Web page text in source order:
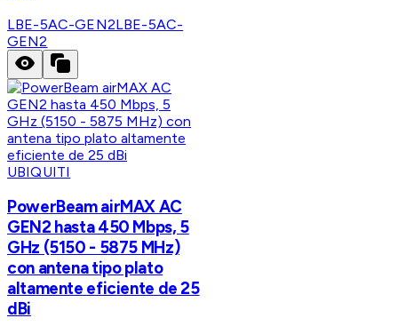
LBE-5AC-GEN2LBE-5AC-
GEN2
UBIQUITI
PowerBeam airMAX AC
GEN2 hasta 450 Mbps, 5
GHz (5150 - 5875 MHz)
con antena tipo plato
altamente eficiente de 25
dBi